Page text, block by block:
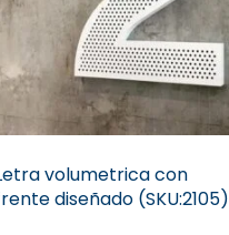
volumetrica con
diseñado (SKU:2105)